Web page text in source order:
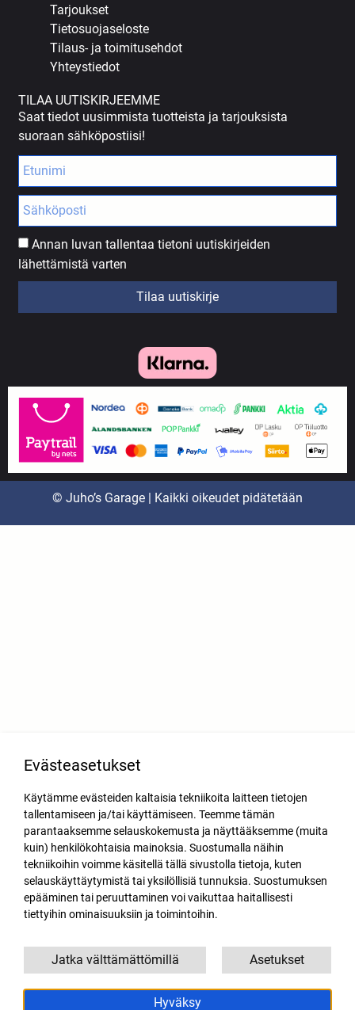
Tarjoukset
Tietosuojaseloste
Tilaus- ja toimitusehdot
Yhteystiedot
TILAA UUTISKIRJEEMME
Saat tiedot uusimmista tuotteista ja tarjouksista
suoraan sähköpostiisi!
Annan luvan tallentaa tietoni uutiskirjeiden
lähettämistä varten
Tilaa uutiskirje
© Juho’s Garage | Kaikki oikeudet pidätetään
Evästeasetukset
Käytämme evästeiden kaltaisia tekniikoita laitteen tietojen
tallentamiseen ja/tai käyttämiseen. Teemme tämän
parantaaksemme selauskokemusta ja näyttääksemme (muita
kuin) henkilökohtaisia mainoksia. Suostumalla näihin
tekniikoihin voimme käsitellä tällä sivustolla tietoja, kuten
selauskäyttäytymistä tai yksilöllisiä tunnuksia. Suostumuksen
epääminen tai peruuttaminen voi vaikuttaa haitallisesti
tiettyihin ominaisuuksiin ja toimintoihin.
Hyväksy
Asetukset
Jatka välttämättömillä